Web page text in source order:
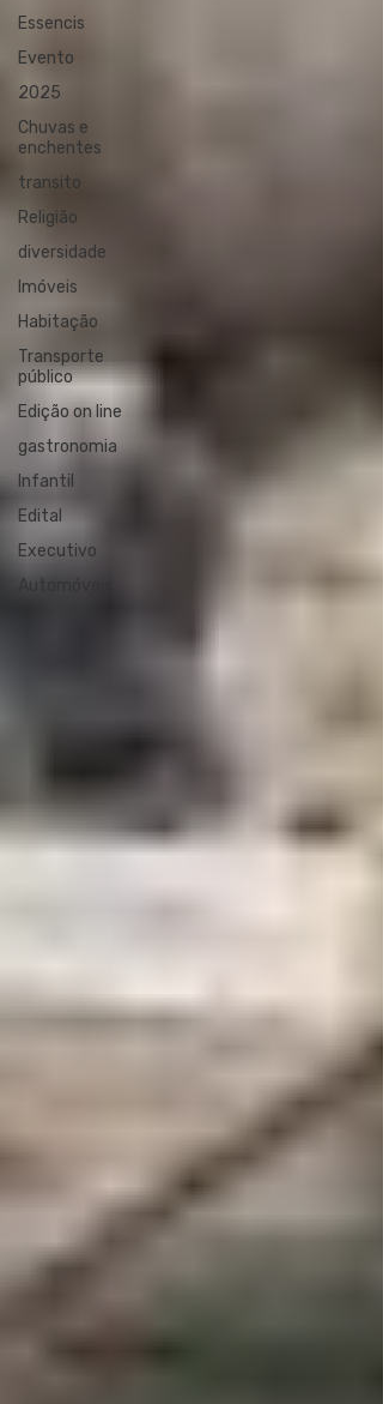
Essencis
Evento
2025
Chuvas e
enchentes
transito
Religião
diversidade
Imóveis
Habitação
Transporte
público
Edição on line
gastronomia
Infantil
Edital
Executivo
Automóveis